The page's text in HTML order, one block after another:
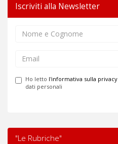
Iscriviti alla Newsletter
Ho letto l'informativa sulla privacy
dati personali
"Le Rubriche"